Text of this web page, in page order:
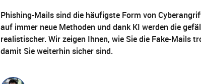
Phishing-Mails sind die häufigste Form von
auf immer neue Methoden und dank KI werden die
realistischer. Wir zeigen Ihnen, wie Sie die Fake-Mails
damit Sie weiterhin sicher sind.